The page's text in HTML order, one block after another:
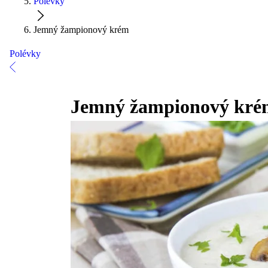
Jemný žampionový krém
Polévky
Jemný žampionový